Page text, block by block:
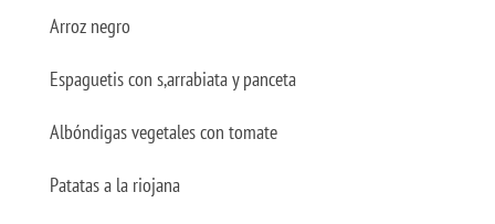
Arroz negro
Espaguetis con s,arrabiata y panceta
Albóndigas vegetales con tomate
Patatas a la riojana